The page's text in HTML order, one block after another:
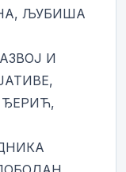
ЉУБИША
И
ЂЕРИЋ,